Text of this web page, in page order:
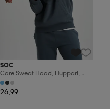
SOC
Core Sweat Hood, Huppari,
Miesten
26,99